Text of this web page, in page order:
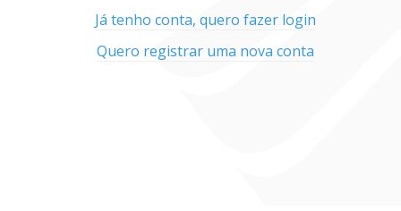
Já tenho conta, quero fazer login
Quero registrar uma nova conta